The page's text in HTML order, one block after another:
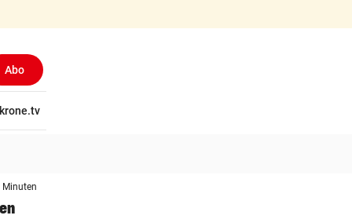
Abo
krone.tv
Minuten